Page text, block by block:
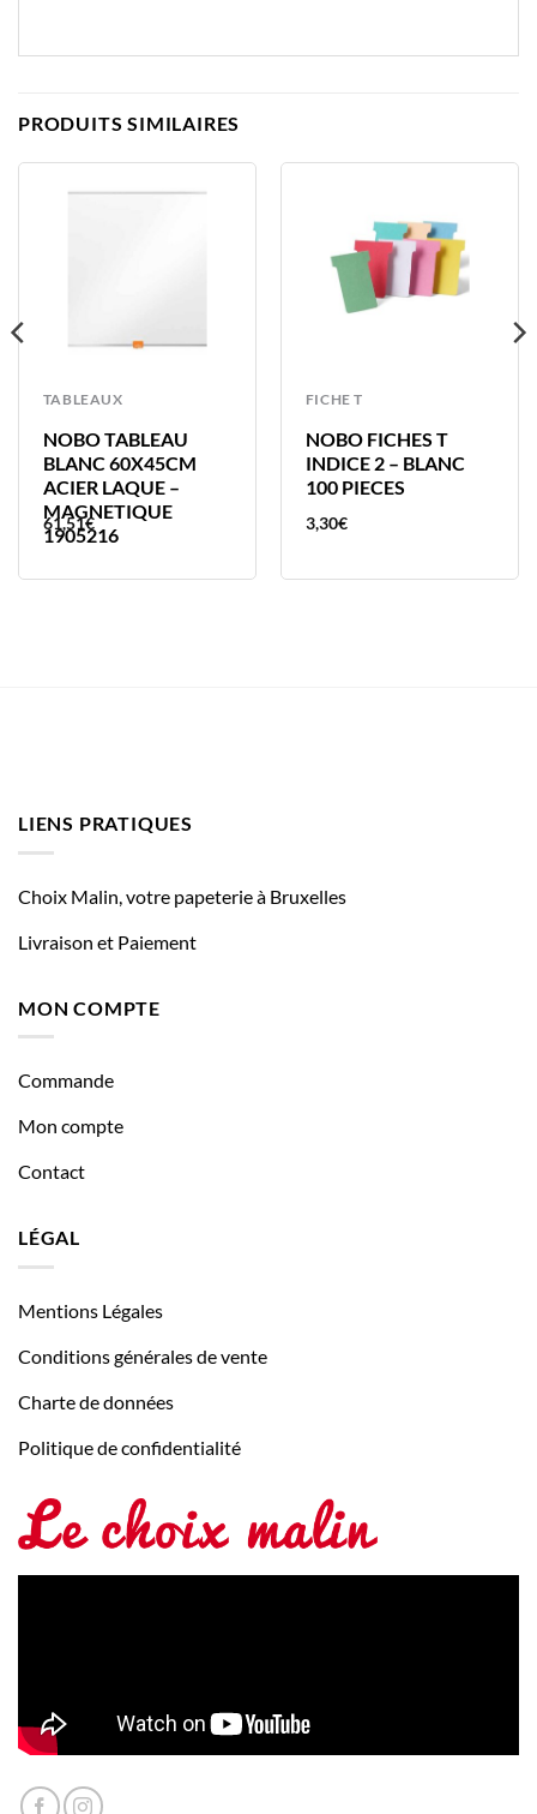
PRODUITS SIMILAIRES
TABLEAUX
NOBO TABLEAU
BLANC 60X45CM
ACIER LAQUE –
MAGNETIQUE
1905216
61,51€
FICHE T
NOBO FICHES T
INDICE 2 – BLANC
100 PIECES
3,30€
LIENS PRATIQUES
Choix Malin, votre papeterie à Bruxelles
Livraison et Paiement
MON COMPTE
Commande
Mon compte
Contact
LÉGAL
Mentions Légales
Conditions générales de vente
Charte de données
Politique de confidentialité